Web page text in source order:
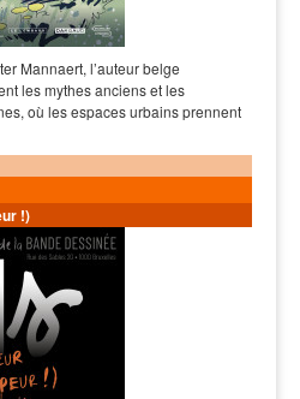
Mannaert, l’auteur belge
les mythes anciens et les
où les espaces urbains prennent
!)